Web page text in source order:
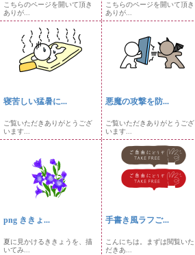
こちらのページを開いて頂き
ありが...
こちらのページを開いて頂き
ありが...
寝苦しい猛暑に...
ご覧いただきありがとうござ
います...
悪魔の攻撃を防...
ご覧いただきありがとうござ
います...
png ききょ...
夏に見かけるききょうを、描
いてみ...
手書き風ラフご...
こんにちは。まずは閲覧いた
だきあ...